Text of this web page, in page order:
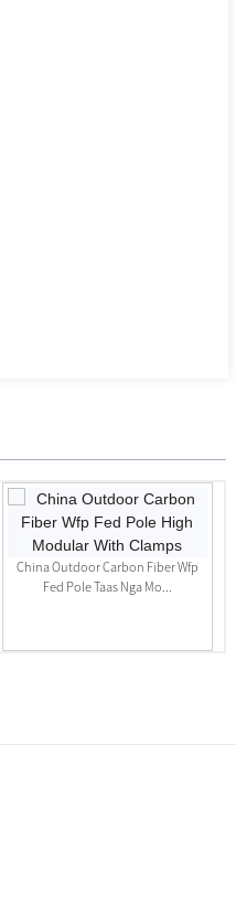
China Outdoor Carbon Fiber Wfp
Fed Pole Taas Nga Mo...